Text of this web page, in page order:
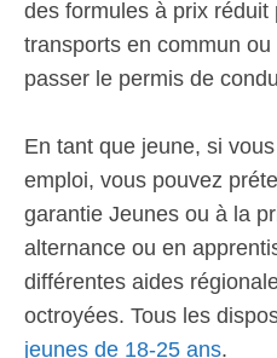
des formules à prix réduit
transports en commun
passer le permis de
En tant que jeune, si
emploi, vous pouvez
garantie Jeunes ou à la
alternance ou en
différentes aides
octroyées. Tous les
jeunes de 18-25 ans.